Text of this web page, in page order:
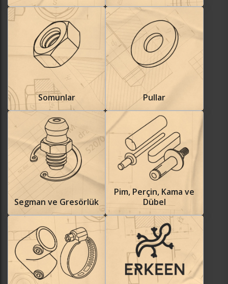
Somunlar Pullar
Segman ve Gresörlük
Pim, Perçin, Kama ve
Dübel